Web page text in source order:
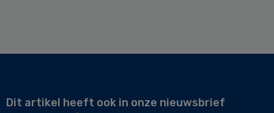
Dit artikel heeft ook in onze nieuwsbrief